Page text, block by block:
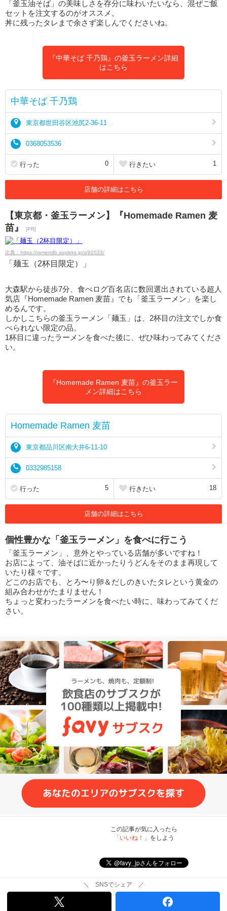
「釜玉油そば」の美味しさを存分に味わいたいなら、混ぜご飯
セットを注文するのがオススメ。
丼に残ったタレまで余さず楽しんでくださいね。
『中華そば 千乃鶏』の釜玉ラーメン詳細
はこちら
中華そば 千乃鶏
東京都世田谷区池尻2-36-11
0368053536
行った 0 行きたい 1
店舗の詳細はこちら
【東京都・釜玉ラーメン】『Homemade Ramen 麦
苗』
[PR]
出典：https://ramendb.supleks.jp/s/92033/
「麺玉（2杯目限定）」
大森駅から徒歩7分、食べログ百名店に数回選出されている超人
気店『Homemade Ramen 麦苗』でも「釜玉ラーメン」を楽し
めるんです。
しかしこちらの釜玉ラーメン「麺玉」は、2杯目の注文でしか食
べられない限定の品。
1杯目に違ったラーメンを食べた後に、ぜひ味わってみてくださ
い。
『Homemade Ramen 麦苗』の釜玉ラー
メン詳細はこちら
Homemade Ramen 麦苗
東京都品川区南大井6-11-10
0332985158
行った 5 行きたい 18
店舗の詳細はこちら
個性豊かな「釜玉ラーメン」を食べに行こう
「釜玉ラーメン」、意外とやっている店舗が多いですね！
お店によって、油そばに近かったりうどんをそのまま再現して
いたり様々です。
どこのお店でも、とろ〜り卵＆だしのきいたタレという黄金の
組み合わせがたまりません！
ちょっと変わったラーメンを食べたい時に、味わってみてくだ
さい。
この記事が気に入ったら
「いいね！」 をしよう
＼ SNSでシェア ／